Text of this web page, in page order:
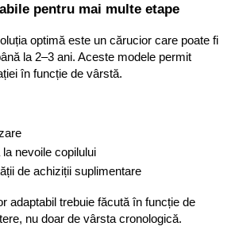
pentru mai multe etape
optimă este un cărucior care poate fi
la 2–3 ani. Aceste modele permit
în funcție de vârstă.
nevoile copilului
de achiziții suplimentare
adaptabil trebuie făcută în funcție de
nu doar de vârsta cronologică.